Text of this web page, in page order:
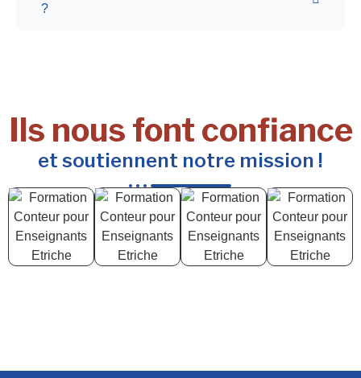
?
Ils nous font confiance
et soutiennent notre mission !